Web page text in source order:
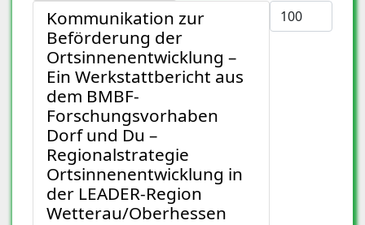
Anzeige #
Kommunikation zur
Beförderung der
Ortsinnenentwicklung –
Ein Werkstattbericht aus
dem BMBF-
Forschungsvorhaben
Dorf und Du –
Regionalstrategie
Ortsinnenentwicklung in
der LEADER-Region
Wetterau/Oberhessen